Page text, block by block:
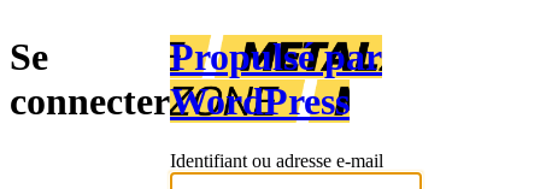
Se
connecter
Propulsé par
WordPress
Identifiant ou adresse e-mail